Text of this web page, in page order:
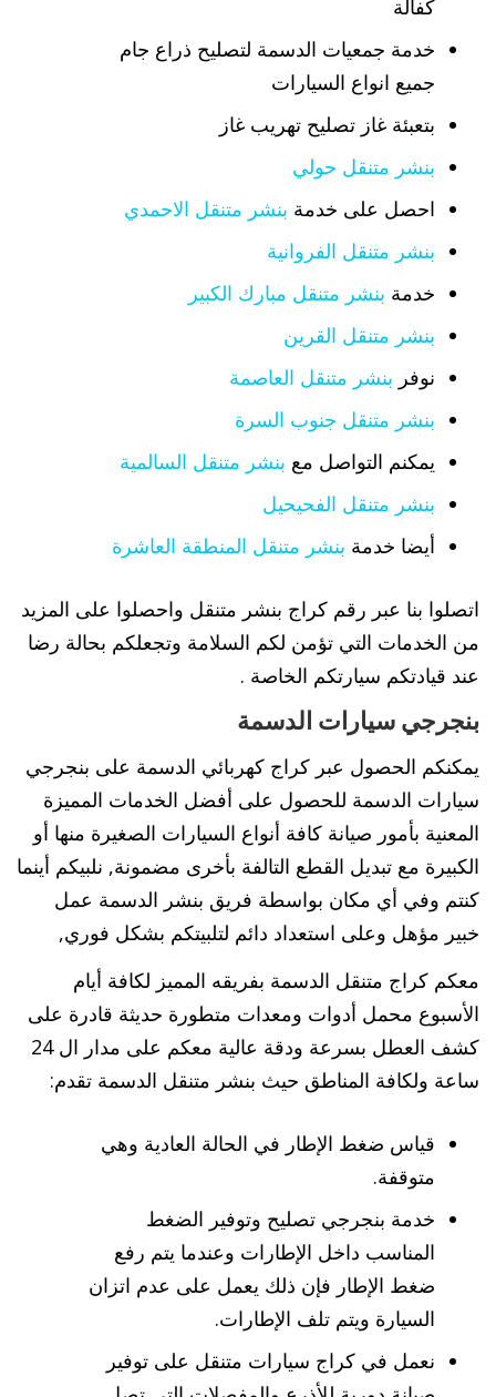
كفالة
خدمة جمعيات الدسمة لتصليح ذراع جام
جميع انواع السيارات
بتعبئة غاز تصليح تهريب غاز
بنشر متنقل حولي
احصل على خدمة بنشر متنقل الاحمدي
بنشر متنقل الفروانية
خدمة بنشر متنقل مبارك الكبير
بنشر متنقل القرين
نوفر بنشر متنقل العاصمة
بنشر متنقل جنوب السرة
يمكنم التواصل مع بنشر متنقل السالمية
بنشر متنقل الفحيحيل
أيضا خدمة بنشر متنقل المنطقة العاشرة
اتصلوا بنا عبر رقم كراج بنشر متنقل واحصلوا على المزيد
من الخدمات التي تؤمن لكم السلامة وتجعلكم بحالة رضا
عند قيادتكم سيارتكم الخاصة .
بنجرجي سيارات الدسمة
يمكنكم الحصول عبر كراج كهربائي الدسمة على بنجرجي
سيارات الدسمة للحصول على أفضل الخدمات المميزة
المعنية بأمور صيانة كافة أنواع السيارات الصغيرة منها أو
الكبيرة مع تبديل القطع التالفة بأخرى مضمونة, نلبيكم أينما
كنتم وفي أي مكان بواسطة فريق بنشر الدسمة عمل
خبير مؤهل وعلى استعداد دائم لتلبيتكم بشكل فوري,
معكم كراج متنقل الدسمة بفريقه المميز لكافة أيام
الأسبوع محمل أدوات ومعدات متطورة حديثة قادرة على
كشف العطل بسرعة ودقة عالية معكم على مدار ال 24
ساعة ولكافة المناطق حيث بنشر متنقل الدسمة تقدم:
قياس ضغط الإطار في الحالة العادية وهي
متوقفة.
خدمة بنجرجي تصليح وتوفير الضغط
المناسب داخل الإطارات وعندما يتم رفع
ضغط الإطار فإن ذلك يعمل على عدم اتزان
السيارة ويتم تلف الإطارات.
نعمل في كراج سيارات متنقل على توفير